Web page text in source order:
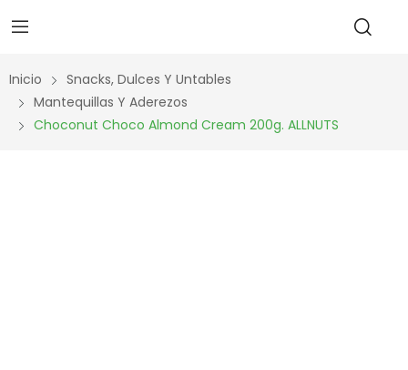
Inicio
Snacks, Dulces Y Untables
Mantequillas Y Aderezos
Choconut Choco Almond Cream 200g. ALLNUTS